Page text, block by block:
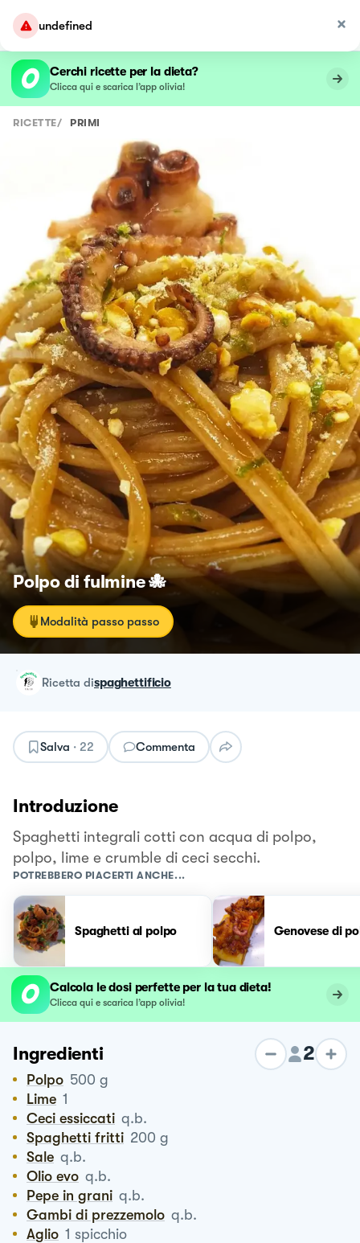
undefined
Cerchi ricette per la dieta?
Clicca qui e scarica l’app olivia!
RICETTE/ PRIMI
Polpo di fulmine 🐙
Modalità passo passo
ricetta dispaghettificio
Salva · 22 Commenta
Introduzione
Spaghetti integrali cotti con acqua di polpo,
polpo, lime e crumble di ceci secchi.
POTREBBERO PIACERTI ANCHE...
Spaghetti al polpo Genovese di
Calcola le dosi perfette per la tua dieta!
Clicca qui e scarica l’app olivia!
Ingredienti 2
Polpo 500 g
Lime 1
Ceci essiccati q.b.
Spaghetti fritti 200 g
Sale q.b.
Olio evo q.b.
Pepe in grani q.b.
Gambi di prezzemolo q.b.
Aglio 1 spicchio